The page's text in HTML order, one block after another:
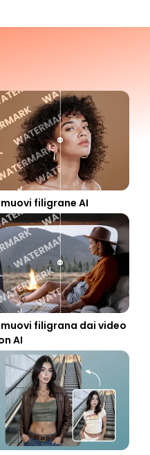
filigrane AI
filigrana dai video
AI